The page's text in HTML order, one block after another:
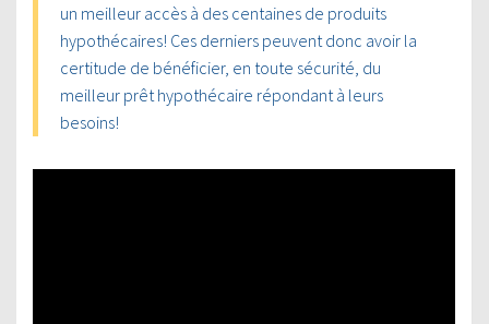
un meilleur accès à des centaines de produits
hypothécaires! Ces derniers peuvent donc avoir la
certitude de bénéficier, en toute sécurité, du
meilleur prêt hypothécaire répondant à leurs
besoins!